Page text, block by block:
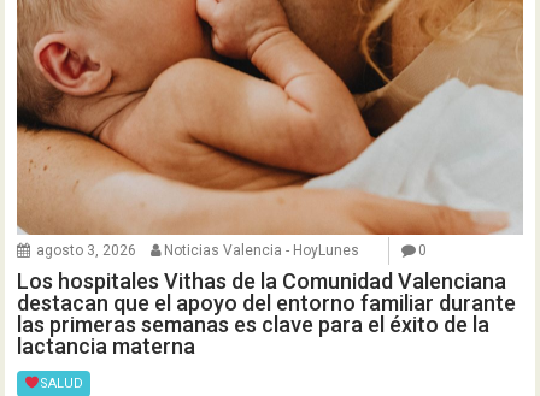
agosto 3, 2026 Noticias Valencia - HoyLunes 0
Los hospitales Vithas de la Comunidad Valenciana
destacan que el apoyo del entorno familiar durante
las primeras semanas es clave para el éxito de la
lactancia materna
SALUD